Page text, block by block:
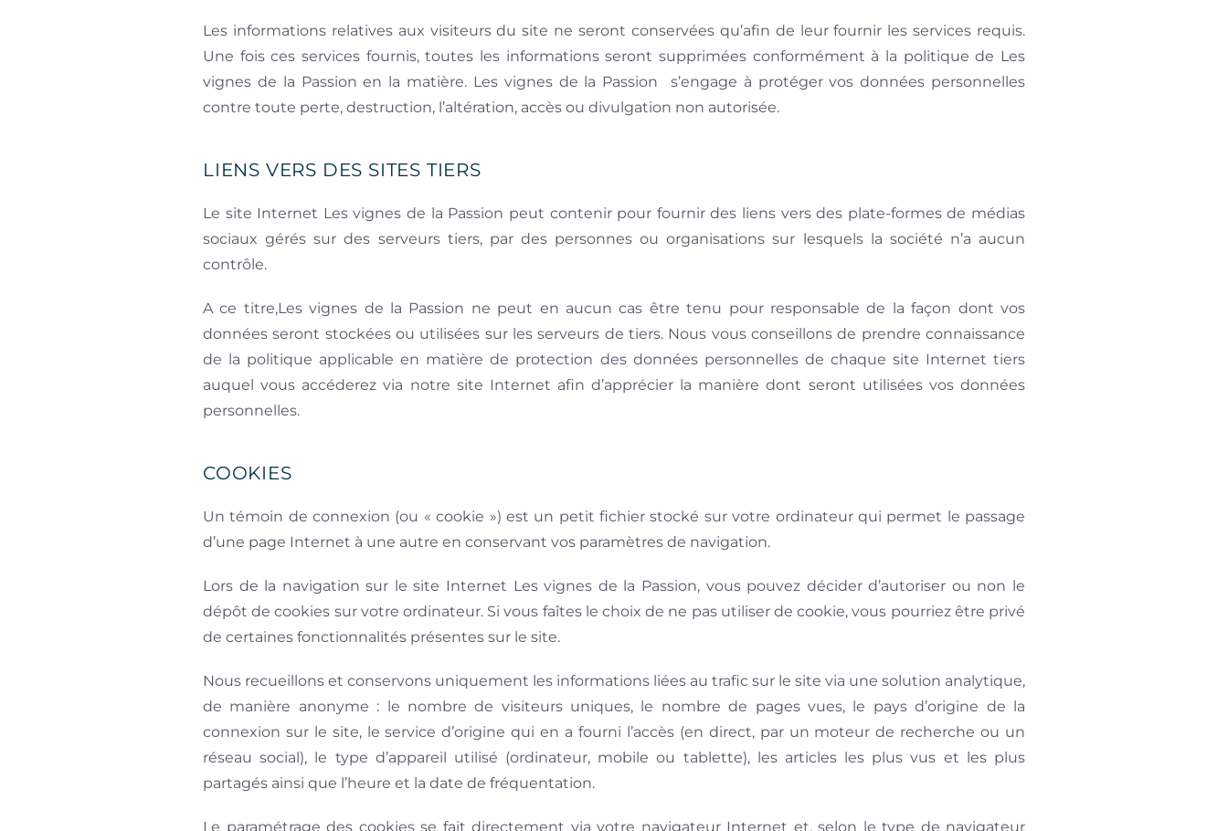
Les informations relatives aux visiteurs du site ne seront conservées qu’afin de leur fournir les services requis.
Une fois ces services fournis, toutes les informations seront supprimées conformément à la politique de Les
vignes de la Passion en la matière. Les vignes de la Passion s’engage à protéger vos données personnelles
contre toute perte, destruction, l’altération, accès ou divulgation non autorisée.
LIENS VERS DES SITES TIERS
Le site Internet Les vignes de la Passion peut contenir pour fournir des liens vers des plate-formes de médias
sociaux gérés sur des serveurs tiers, par des personnes ou organisations sur lesquels la société n’a aucun
contrôle.
A ce titre,Les vignes de la Passion ne peut en aucun cas être tenu pour responsable de la façon dont vos
données seront stockées ou utilisées sur les serveurs de tiers. Nous vous conseillons de prendre connaissance
de la politique applicable en matière de protection des données personnelles de chaque site Internet tiers
auquel vous accéderez via notre site Internet afin d’apprécier la manière dont seront utilisées vos données
personnelles.
COOKIES
Un témoin de connexion (ou « cookie ») est un petit fichier stocké sur votre ordinateur qui permet le passage
d’une page Internet à une autre en conservant vos paramètres de navigation.
Lors de la navigation sur le site Internet Les vignes de la Passion, vous pouvez décider d’autoriser ou non le
dépôt de cookies sur votre ordinateur. Si vous faîtes le choix de ne pas utiliser de cookie, vous pourriez être privé
de certaines fonctionnalités présentes sur le site.
Nous recueillons et conservons uniquement les informations liées au trafic sur le site via une solution analytique,
de manière anonyme : le nombre de visiteurs uniques, le nombre de pages vues, le pays d’origine de la
connexion sur le site, le service d’origine qui en a fourni l’accès (en direct, par un moteur de recherche ou un
réseau social), le type d’appareil utilisé (ordinateur, mobile ou tablette), les articles les plus vus et les plus
partagés ainsi que l’heure et la date de fréquentation.
Le paramétrage des cookies se fait directement via votre navigateur Internet et, selon le type de navigateur